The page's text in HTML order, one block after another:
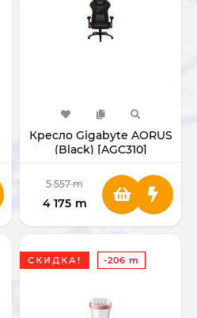
Кресло Gigabyte AORUS
(Black) [AGC310]
5 557 m
4 175 m
СКИДКА! -206 m